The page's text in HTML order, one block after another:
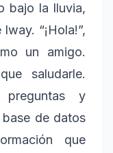
bajo la lluvia,
“¡Hola!”,
un amigo.
saludarle.
y
de datos
que